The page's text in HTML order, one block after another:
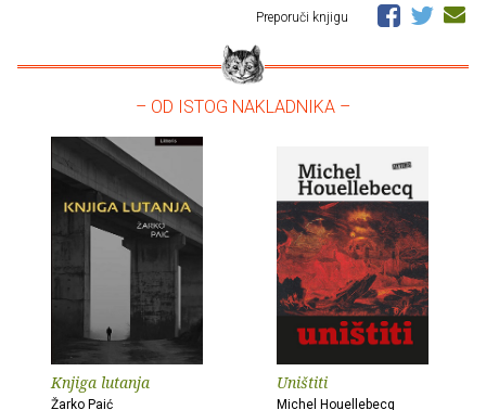
Preporuči knjigu
– OD ISTOG NAKLADNIKA –
Knjiga lutanja
Žarko Paić
Uništiti
Michel Houellebecq